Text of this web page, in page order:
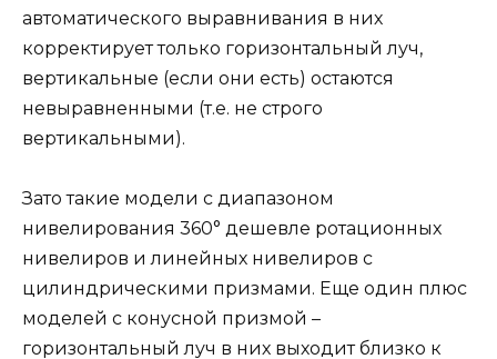
автоматического выравнивания в них
корректирует только горизонтальный луч,
вертикальные (если они есть) остаются
невыравненными (т.е. не строго
вертикальными).
Зато такие модели с диапазоном
нивелирования 360° дешевле ротационных
нивелиров и линейных нивелиров с
цилиндрическими призмами. Еще один плюс
моделей с конусной призмой –
горизонтальный луч в них выходит близко к